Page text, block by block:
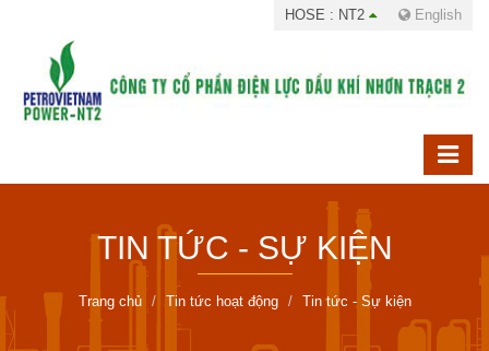
HOSE : NT2 English
TIN TỨC - SỰ KIỆN
Trang chủ Tin tức hoạt động Tin tức - Sự kiện